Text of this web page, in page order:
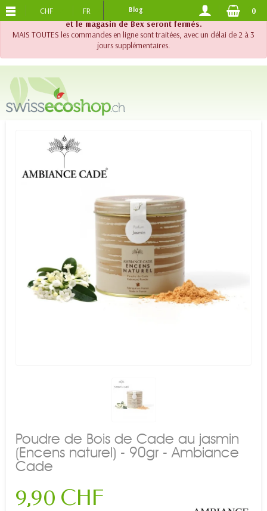
!! Important !! Jusqu'au 20 août 2026, le support téléphonique
et le magasin de Bex seront fermés.
MAIS TOUTES les commandes en ligne sont traitées, avec un délai de 2 à 3
jours supplémentaires.
PORTS OFFERTS DES 120.-
CHF FR Blog 0
Poudre de Bois de Cade au jasmin
(Encens naturel) - 90gr - Ambiance
Cade
9,90 CHF